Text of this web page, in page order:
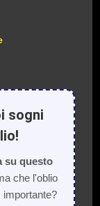
sogni
su questo
che l'oblio